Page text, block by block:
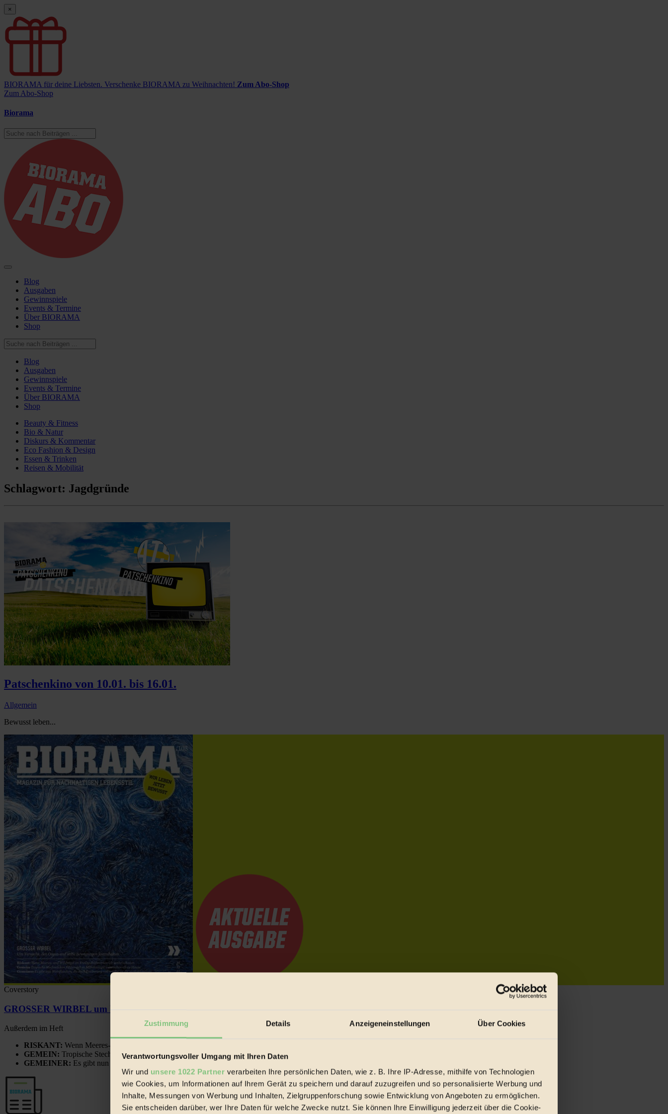
Zustimmung Details Anzeigeneinstellungen Über Cookies
Verantwortungsvoller Umgang mit Ihren Daten
Wir und unsere 1022 Partner verarbeiten Ihre persönlichen Daten, wie z. B. Ihre IP-Adresse, mithilfe von Technologien
wie Cookies, um Informationen auf Ihrem Gerät zu speichern und darauf zuzugreifen und so personalisierte Werbung und
Inhalte, Messungen von Werbung und Inhalten, Zielgruppenforschung sowie Entwicklung von Angeboten zu ermöglichen.
Sie entscheiden darüber, wer Ihre Daten für welche Zwecke nutzt. Sie können Ihre Einwilligung jederzeit über die Cookie-
×
BIORAMA für deine Liebsten. Verschenke BIORAMA zu Weihnachten! Zum Abo-Shop
Zum Abo-Shop
Biorama
Blog
Ausgaben
Gewinnspiele
Events & Termine
Über BIORAMA
Shop
Blog
Ausgaben
Gewinnspiele
Events & Termine
Über BIORAMA
Shop
Beauty & Fitness
Bio & Natur
Diskurs & Kommentar
Eco Fashion & Design
Essen & Trinken
Reisen & Mobilität
Schlagwort: Jagdgründe
Patschenkino von 10.01. bis 16.01.
Allgemein
Bewusst leben...
Coverstory
GROSSER WIRBEL um Versuche, den Ozean und seine Bewegungen festzuhalten.
Außerdem im Heft
RISKANT: Wenn Meeres- und Wildvögel im Freilandhühnerbetrieb vorbeischauen.
GEMEIN: Tropische Stechmücken fühlen sich in Mitteleuropa inziwschen oft zu Hause.
GEMEINER: Es gibt nun Weinflaschen, die nach Entleerung voll wieder zu dir zurückkommen.